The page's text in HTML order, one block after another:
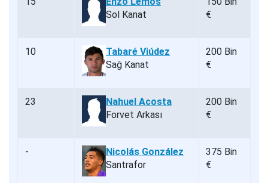
Sol Kanat
€
10
Tabaré Viúdez
Sağ Kanat
200 Bin
€
23
Nahuel Acosta
Forvet Arkası
200 Bin
€
-
Nicolás González
Santrafor
375 Bin
€